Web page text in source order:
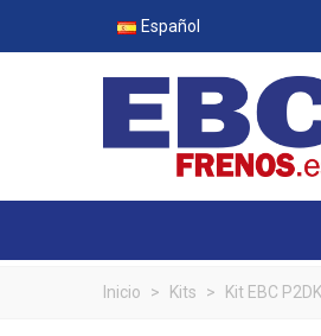
Español
Inicio > Kits > Kit EBC